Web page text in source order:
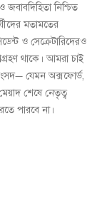
নিশ্চিত
মতামতের
ও সেক্রেটারিদেরও
থাকে। আমরা চাই
যেমন অক্সফোর্ড,
মেয়াদ শেষে নেতৃত্ব
পারবে না।